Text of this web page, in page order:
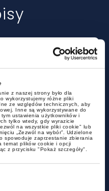
z naszej strony było dla
wykorzystujemy różne pliki
ze względów technicznych, aby
Inne są wykorzystywane do
ustawienia użytkowników i
tylko wtedy, gdy wyrazicie
na wszystkie pliki cookie" lub
„Zezwól na wybór”. Udzielone
spowoduje zaprzestanie zbierania
temat plików cookie i opcji
z przycisku "Pokaż szczegóły".
Worth 2026 -